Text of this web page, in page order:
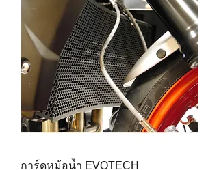
การ์ดหม้อน้ำ EVOTECH